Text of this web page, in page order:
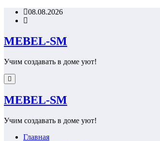
Перейти08.08.2026
MEBEL-SM
Учим создавать в доме уют!
MEBEL-SM
Учим создавать в доме уют!
Главная